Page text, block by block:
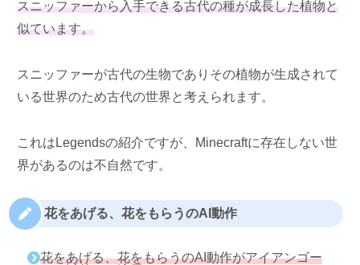
スニッファーから入手できる古代の種が成長した植物と
似ています。
スニッファーが古代の生物でありその植物が生成されて
いる世界のため古代の世界と考えられます。
これはLegendsの紹介ですが、Minecraftに存在しない世
界があるのは不自然です。
花をあげる、花をもらうのAI動作
花をあげる、花をもらうのAI動作がアイアンゴー